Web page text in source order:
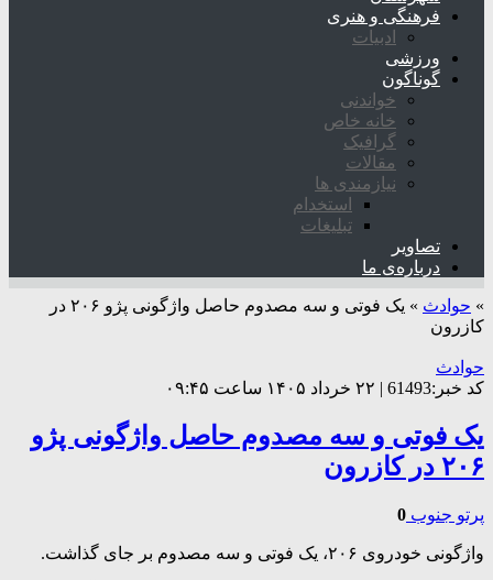
فرهنگی و هنری
ادبیات
ورزشی
گوناگون
خواندنی
خانه خاص
گرافیک
مقالات
نیازمندی ها
استخدام
تبلیغات
تصاویر
درباره‌ی ما
» حوادث »
یک فوتی و سه مصدوم حاصل واژگونی پژو ۲۰۶ در
کازرون
حوادث
کد خبر:61493 | ۲۲ خرداد ۱۴۰۵ ساعت ۰۹:۴۵
یک فوتی و سه مصدوم حاصل واژگونی پژو
۲۰۶ در کازرون
پرتو جنوب 0
واژگونی خودروی ۲۰۶، یک فوتی و سه مصدوم بر جای گذاشت.